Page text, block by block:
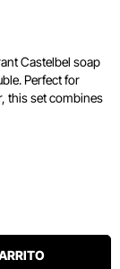
Castelbel soap
Perfect for
this set combines